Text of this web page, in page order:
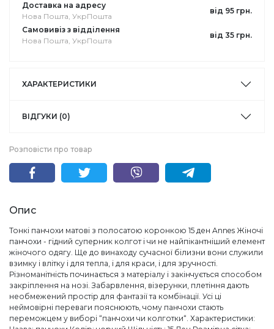
Доставка на адресу
Нова Пошта, УкрПошта
від 95 грн.
Самовивіз з відділення
Нова Пошта, УкрПошта
від 35 грн.
ХАРАКТЕРИСТИКИ
ВІДГУКИ (0)
Розповісти про товар
Опис
Тонкі панчохи матові з полосатою коронкою 15 ден Annes Жіночі
панчохи - гідний суперник колгот і чи не найпікантніший елемент
жіночого одягу. Ще до винаходу сучасної білизни вони служили
взимку і влітку і для тепла, і для краси, і для зручності.
Різноманітність починається з матеріалу і закінчується способом
закріплення на нозі. Забарвлення, візерунки, плетіння дають
необмежений простір для фантазії та комбінації. Усі ці
неймовірні переваги пояснюють, чому панчохи стають
переможцем у виборі “панчохи чи колготки“. Характеристики: